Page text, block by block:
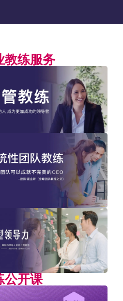
教练服务
公开课